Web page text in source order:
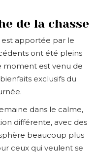
de la chasse
apportée par le
ont été pleins
moment est venu de
exclusifs du
dans le calme,
différente, avec des
beaucoup plus
ceux qui veulent se